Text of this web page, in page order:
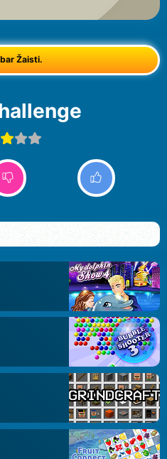
Žaisti.